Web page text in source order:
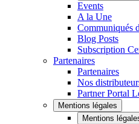
Events
A la Une
Communiqués
Blog Posts
Subscription
Partenaires
Partenaires
Nos
Partner Portal
Mentions légales
Mentions